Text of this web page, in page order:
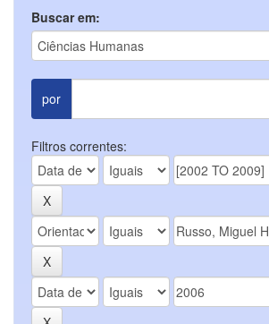
Buscar em:
por
Filtros correntes: